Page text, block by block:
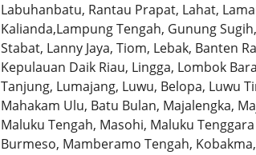
Labuhanbatu, Rantau Prapat, Lahat,
Kalianda,Lampung Tengah, Gunung
Stabat, Lanny Jaya, Tiom, Lebak, Banten
Kepulauan Daik Riau, Lingga, Lombok
Tanjung, Lumajang, Luwu, Belopa, Luwu
Mahakam Ulu, Batu Bulan, Majalengka,
Maluku Tengah, Masohi, Maluku
Burmeso, Mamberamo Tengah,